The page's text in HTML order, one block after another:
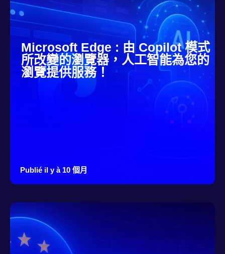
Microsoft Edge : 由 Copilot 模式
所改變的瀏覽器，人工智能為您的
瀏覽提供服務！
Publié il y à 10 個月